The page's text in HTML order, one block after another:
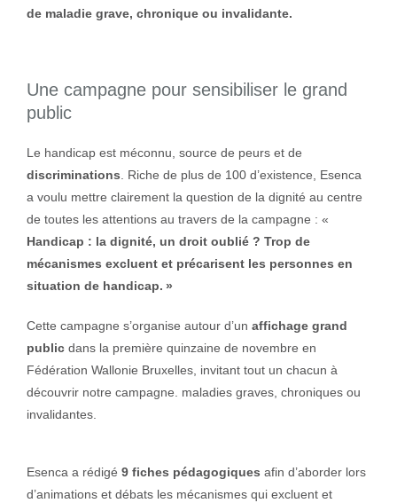
de maladie grave, chronique ou invalidante.
Une campagne pour sensibiliser le grand
public
Le handicap est méconnu, source de peurs et de
discriminations . Riche de plus de 100 d’existence, Esenca
a voulu mettre clairement la question de la dignité au centre
de toutes les attentions au travers de la campagne : «
Handicap : la dignité, un droit oublié ? Trop de
mécanismes excluent et précarisent les personnes en
situation de handicap. »
Cette campagne s’organise autour d’un affichage grand
publicdans la première quinzaine de novembre en
Fédération Wallonie Bruxelles, invitant tout un chacun à
découvrir notre campagne. maladies graves, chroniques ou
invalidantes.
Esenca a rédigé 9 fiches pédagogiques afin d’aborder lors
d’animations et débats les mécanismes qui excluent et